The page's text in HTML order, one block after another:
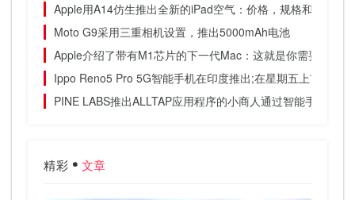
Apple用A14仿生推出全新的iPad空气：价格，规格和其他细
Moto G9采用三重相机设置，推出5000mAh电池
Apple介绍了带有M1芯片的下一代Mac：这就是你需要知道
Ippo Reno5 Pro 5G智能手机在印度推出;在星期五上市的设备
PINE LABS推出ALLTAP应用程序的小商人通过智能手机接受
精彩 文章